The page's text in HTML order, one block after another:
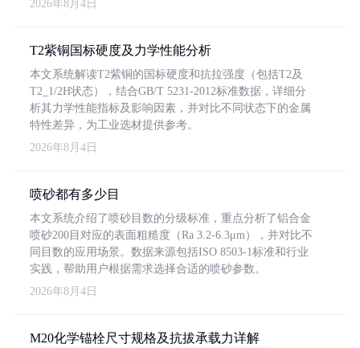
2026年8月4日
T2紫铜国标硬度及力学性能分析
本文系统解读T2紫铜的国标硬度和抗拉强度（包括T2及
T2_1/2H状态），结合GB/T 5231-2012标准数据，详细分
析其力学性能指标及影响因素，并对比不同状态下的金属
特性差异，为工业选材提供参考。
2026年8月4日
喷砂都有多少目
本文系统介绍了喷砂目数的分级标准，重点分析了铝合金
喷砂200目对应的表面粗糙度（Ra 3.2-6.3μm），并对比不
同目数的应用场景。数据来源包括ISO 8503-1标准和行业
实践，帮助用户根据需求选择合适的喷砂参数。
2026年8月4日
M20化学锚栓尺寸规格及抗拔承载力详解